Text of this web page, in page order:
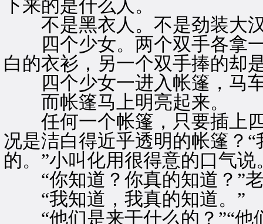
下来的是什么人。
不是黑衣人。不是劲装大汉
四个少女。两个双手各拿一
白的衣衫，另一个双手捧的却
四个少女一进入帐篷，马
而帐篷马上明亮起来。
任何一个帐篷，只要插上四
况是洁白得近乎透明的帐篷？
的。”小叫化用很得意的口气说
“你知道？你真的知道？”
“我知道，我真的知道。”
“他们是来干什么的？”“他